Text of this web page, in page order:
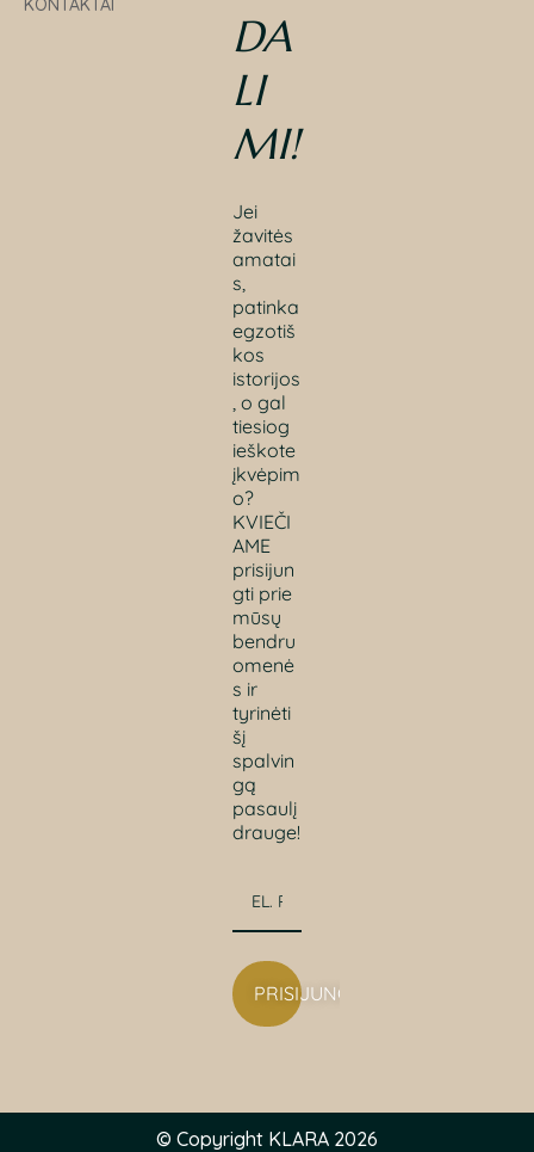
KONTAKTAI
DA
LI
MI!
Jei
žavitės
amatai
s,
patinka
egzotiš
kos
istorijos
, o gal
tiesiog
ieškote
įkvėpim
o?
KVIEČI
AME
prisijun
gti prie
mūsų
bendru
omenė
s ir
tyrinėti
šį
spalvin
gą
pasaulį
drauge!
PRISIJUNGTI
© Copyright KLARA 2026